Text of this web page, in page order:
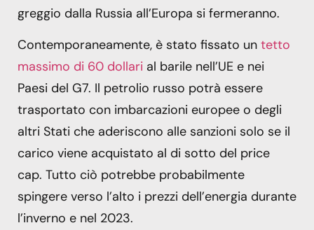
greggio dalla Russia all’Europa si fermeranno.
Contemporaneamente, è stato fissato un tetto
massimo di 60 dollari al barile nell’UE e nei
Paesi del G7. Il petrolio russo potrà essere
trasportato con imbarcazioni europee o degli
altri Stati che aderiscono alle sanzioni solo se il
carico viene acquistato al di sotto del price
cap. Tutto ciò potrebbe probabilmente
spingere verso l’alto i prezzi dell’energia durante
l’inverno e nel 2023.